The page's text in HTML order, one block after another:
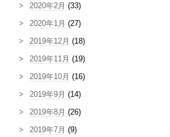
2020年2月 (33)
2020年1月 (27)
2019年12月 (18)
2019年11月 (19)
2019年10月 (16)
2019年9月 (14)
2019年8月 (26)
2019年7月 (9)